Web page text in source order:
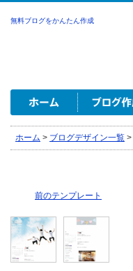
無料ブログをかんたん作成
ホーム > ブログデザイン一覧 >
前のテンプレート